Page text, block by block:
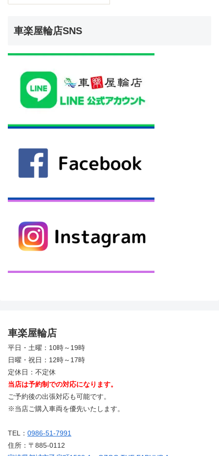
車楽屋輪店SNS
車楽屋輪店
平日・土曜：10時～19時
日曜・祝日：12時～17時
定休日：不定休
当店は予約制での対応になります。
ご予約後の出張対応も可能です。
※当店ご購入車両を優先いたします。
TEL： 0986-51-7991
住所：〒885-0112